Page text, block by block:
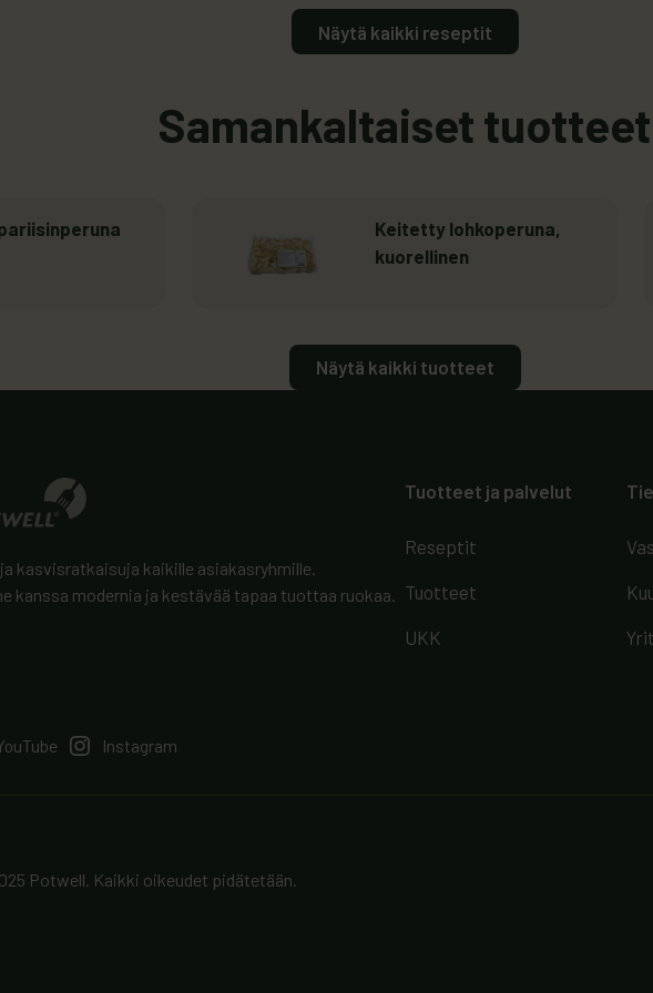
Näytä kaikki reseptit
Samankaltaiset tuotteet
Keitetty lohkoperuna,
kuorellinen
: Keitetty lohkoperuna, kuorellinen
Näytä kaikki tuotteet
kasvisratkaisuja kaikille asiakasryhmille.
kanssa modernia ja kestävää tapaa tuottaa ruokaa.
Instagram
Tuotteet ja palvelut
Reseptit
Tuotteet
UKK
Potwell. Kaikki oikeudet pidätetään.